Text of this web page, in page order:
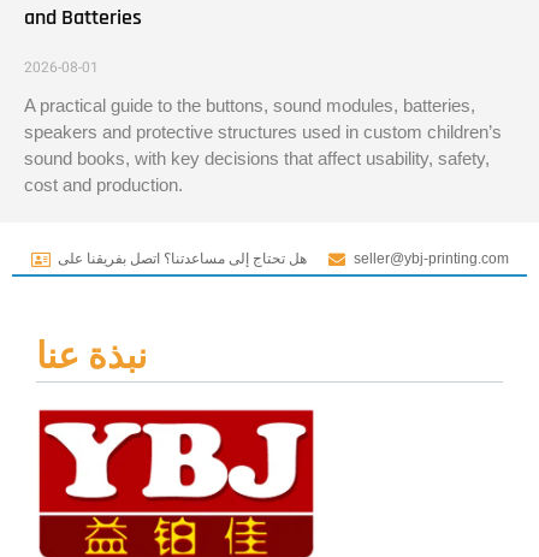
and Batteries
2026-08-01
A practical guide to the buttons, sound modules, batteries,
speakers and protective structures used in custom children’s
sound books, with key decisions that affect usability, safety,
cost and production.
هل تحتاج إلى مساعدتنا؟ اتصل بفريقنا على seller@ybj-printing.com
نبذة عنا